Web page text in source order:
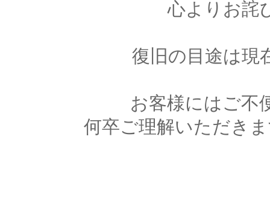
心よりお詫
復旧の目途は現
お客様にはご不
何卒ご理解いただき